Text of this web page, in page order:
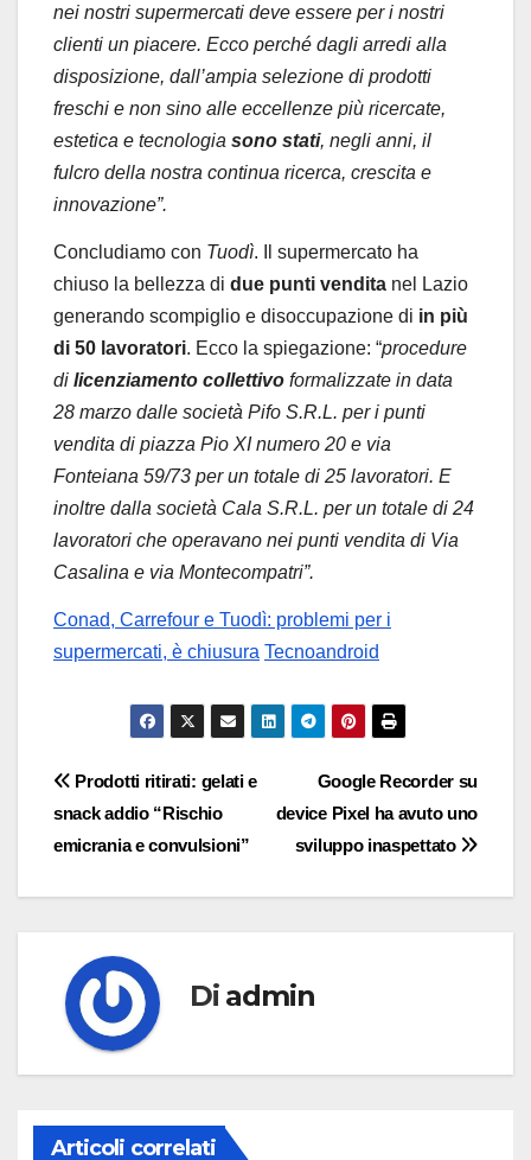
nei nostri supermercati deve essere per i nostri
clienti un piacere. Ecco perché dagli arredi alla
disposizione, dall’ampia selezione di prodotti
freschi e non sino alle eccellenze più ricercate,
estetica e tecnologia sono stati, negli anni, il
fulcro della nostra continua ricerca, crescita e
innovazione”.
Concludiamo con Tuodì. Il supermercato ha
chiuso la bellezza di due punti vendita nel Lazio
generando scompiglio e disoccupazione di in più
di 50 lavoratori. Ecco la spiegazione: “procedure
di licenziamento collettivo formalizzate in data
28 marzo dalle società Pifo S.R.L. per i punti
vendita di piazza Pio XI numero 20 e via
Fonteiana 59/73 per un totale di 25 lavoratori. E
inoltre dalla società Cala S.R.L. per un totale di 24
lavoratori che operavano nei punti vendita di Via
Casalina e via Montecompatri”.
Conad, Carrefour e Tuodì: problemi per i
supermercati, è chiusura Tecnoandroid
Navigazione
articoli
Google Recorder su
device Pixel ha avuto uno
sviluppo inaspettato
Prodotti ritirati: gelati e
snack addio “Rischio
emicrania e convulsioni”
Di admin
Articoli correlati